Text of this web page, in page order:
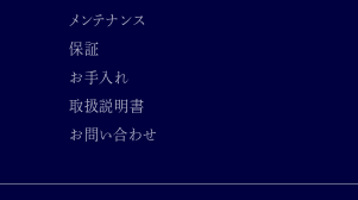
メンテナンス
保証
お手入れ
取扱説明書
お問い合わせ